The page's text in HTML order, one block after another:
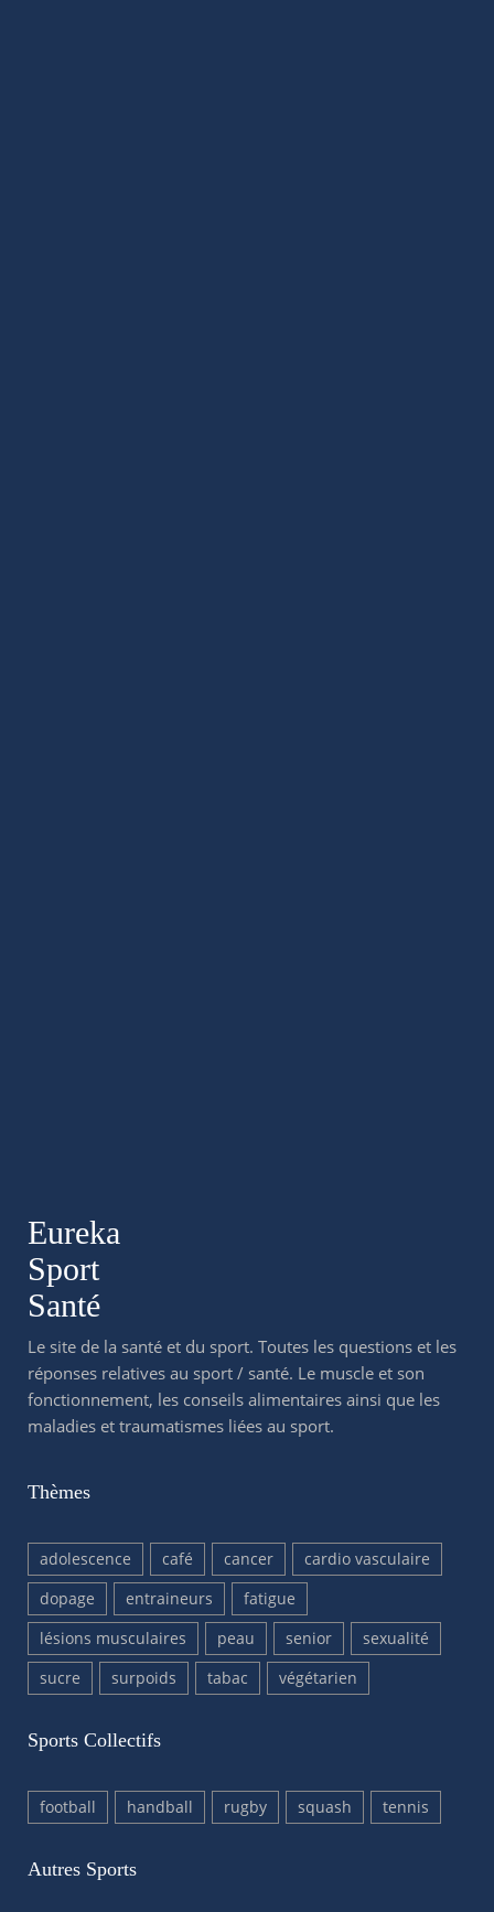
Eureka
Sport
Santé
Le site de la santé et du sport. Toutes les questions et les
réponses relatives au sport / santé. Le muscle et son
fonctionnement, les conseils alimentaires ainsi que les
maladies et traumatismes liées au sport.
Thèmes
adolescence café cancer
cardio vasculaire
dopage
entraineurs
fatigue
lésions musculaires
peau senior
sexualité
sucre
surpoids tabac végétarien
Sports Collectifs
football handball rugby squash tennis
Autres Sports